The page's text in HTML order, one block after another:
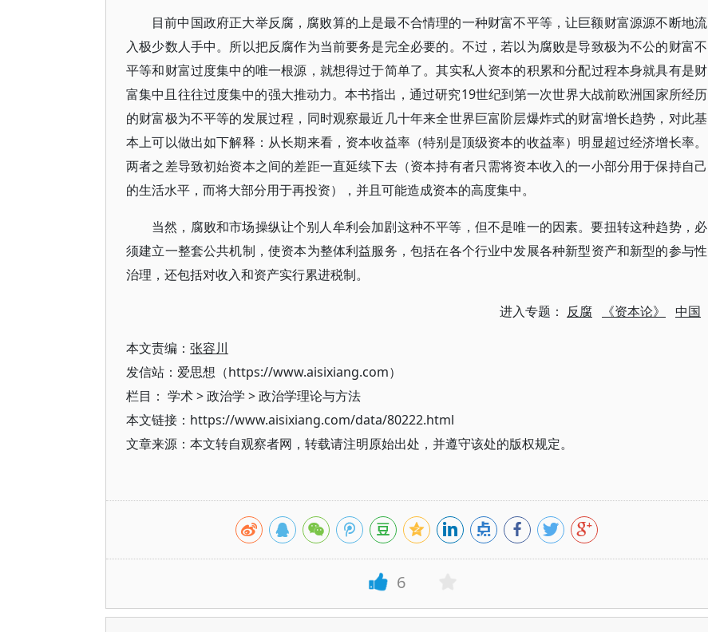
目前中国政府正大举反腐，腐败算的上是最不合情理的一种财富不平等，让巨额财富源源不断地流
入极少数人手中。所以把反腐作为当前要务是完全必要的。不过，若以为腐败是导致极为不公的财富不
平等和财富过度集中的唯一根源，就想得过于简单了。其实私人资本的积累和分配过程本身就具有是财
富集中且往往过度集中的强大推动力。本书指出，通过研究19世纪到第一次世界大战前欧洲国家所经历
的财富极为不平等的发展过程，同时观察最近几十年来全世界巨富阶层爆炸式的财富增长趋势，对此基
本上可以做出如下解释：从长期来看，资本收益率（特别是顶级资本的收益率）明显超过经济增长率。
两者之差导致初始资本之间的差距一直延续下去（资本持有者只需将资本收入的一小部分用于保持自己
的生活水平，而将大部分用于再投资），并且可能造成资本的高度集中。
当然，腐败和市场操纵让个别人牟利会加剧这种不平等，但不是唯一的因素。要扭转这种趋势，必
须建立一整套公共机制，使资本为整体利益服务，包括在各个行业中发展各种新型资产和新型的参与性
治理，还包括对收入和资产实行累进税制。
进入专题： 反腐 《资本论》 中国
本文责编： 张容川
发信站：爱思想（https://www.aisixiang.com）
栏目： 学术>政治学 >政治学理论与方法
本文链接：https://www.aisixiang.com/data/80222.html
文章来源：本文转自观察者网，转载请注明原始出处，并遵守该处的版权规定。
6